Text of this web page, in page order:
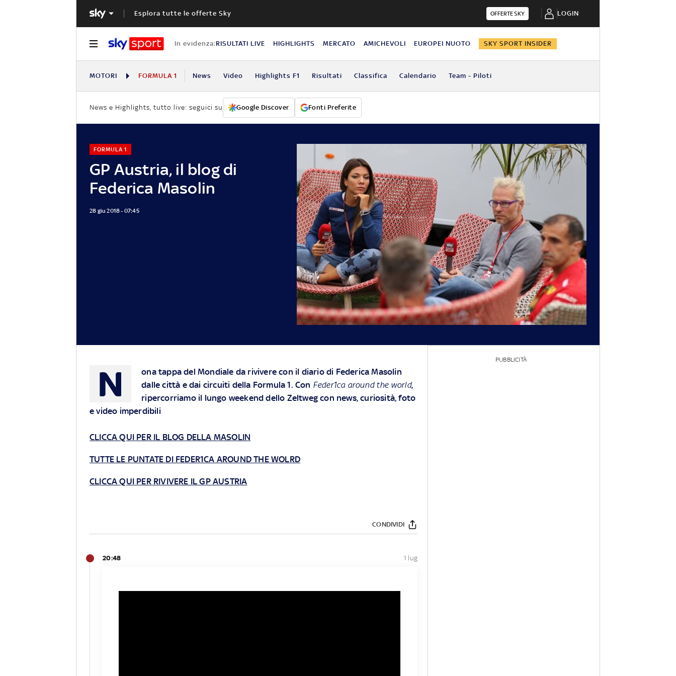
Esplora tutte le offerte Sky OFFERTE SKY LOGIN
In evidenza:RISULTATI LIVE HIGHLIGHTS MERCATO AMICHEVOLI EUROPEI NUOTO SKY SPORT INSIDER
MOTORI FORMULA 1 News Video Highlights F1 Risultati Classifica Calendario Team - Piloti
News e Highlights, tutto live: seguici su Google Discover Fonti Preferite
GP Austria, il blog di
Federica Masolin
FORMULA 1
28 giu 2018 - 07:45
N
ona tappa del Mondiale da rivivere con il diario di Federica Masolin
dalle città e dai circuiti della Formula 1. Con Feder1ca around the world,
ripercorriamo il lungo weekend dello Zeltweg con news, curiosità, foto
e video imperdibili
CLICCA QUI PER IL BLOG DELLA MASOLIN
TUTTE LE PUNTATE DI FEDER1CA AROUND THE WOLRD
CLICCA QUI PER RIVIVERE IL GP AUSTRIA
CONDIVIDI
20:48 1 lug
PUBBLICITÀ